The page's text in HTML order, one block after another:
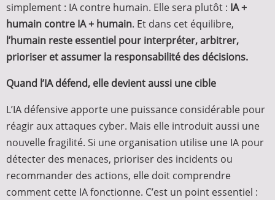
simplement : IA contre humain. Elle sera plutôt : IA +
humain contre IA + humain. Et dans cet équilibre,
l’humain reste essentiel pour interpréter, arbitrer,
prioriser et assumer la responsabilité des décisions.
Quand l’IA défend, elle devient aussi une cible
L’IA défensive apporte une puissance considérable pour
réagir aux attaques cyber. Mais elle introduit aussi une
nouvelle fragilité. Si une organisation utilise une IA pour
détecter des menaces, prioriser des incidents ou
recommander des actions, elle doit comprendre
comment cette IA fonctionne. C’est un point essentiel :